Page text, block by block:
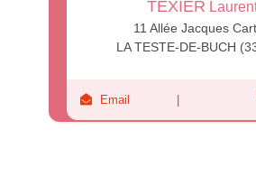
TEXIER
11 Allée Jacques
LA TESTE-DE-BUCH
Email